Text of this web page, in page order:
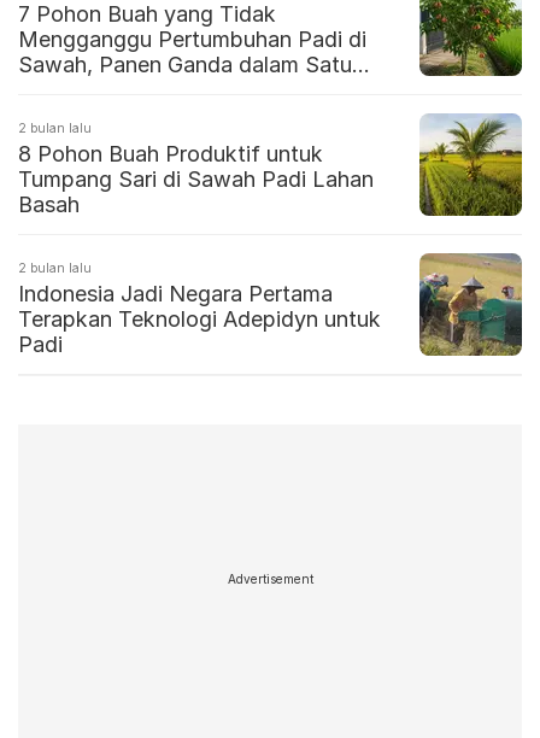
7 Pohon Buah yang Tidak
Mengganggu Pertumbuhan Padi di
Sawah, Panen Ganda dalam Satu
2 bulan lalu
8 Pohon Buah Produktif untuk
Tumpang Sari di Sawah Padi Lahan
Basah
2 bulan lalu
Indonesia Jadi Negara Pertama
Terapkan Teknologi Adepidyn untuk
Padi
Advertisement